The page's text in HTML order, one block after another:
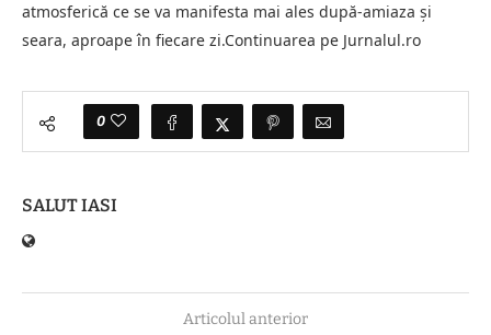
atmosferică ce se va manifesta mai ales după-amiaza și
seara, aproape în fiecare zi.Continuarea pe Jurnalul.ro
0
SALUT IASI
Articolul anterior